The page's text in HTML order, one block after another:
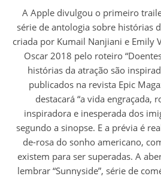
A Apple divulgou o primeiro trailer de “Little America”,
série de antologia sobre histórias
criada por Kumail Nanjiani e Emily
Oscar 2018 pelo roteiro
histórias da atração são
publicados na revista Epic
destacará “a vida engraçada,
inspiradora e inesperada dos
segundo a sinopse. E a prévia é
de-rosa do sonho americano,
existem para ser superadas. A
lembrar “Sunnyside”, série de